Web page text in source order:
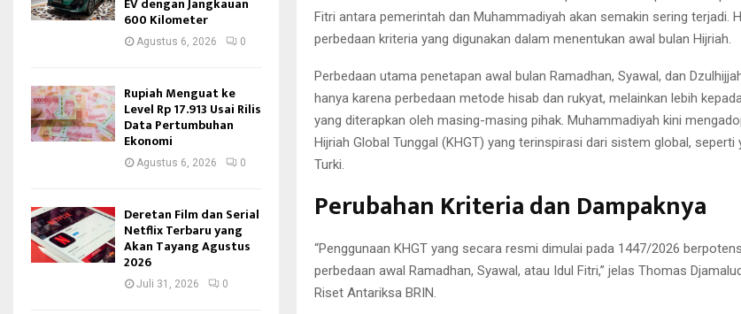
Fitri antara pemerintah dan Muhammadiyah akan semakin sering terjadi.
perbedaan kriteria yang digunakan dalam menentukan awal bulan Hijriah.
Perbedaan utama penetapan awal bulan Ramadhan, Syawal, dan
hanya karena perbedaan metode hisab dan rukyat, melainkan lebih
yang diterapkan oleh masing-masing pihak. Muhammadiyah kini
Hijriah Global Tunggal (KHGT) yang terinspirasi dari sistem global, seperti
Turki.
Perubahan Kriteria dan Dampaknya
“Penggunaan KHGT yang secara resmi dimulai pada 1447/2026
perbedaan awal Ramadhan, Syawal, atau Idul Fitri,” jelas Thomas
Riset Antariksa BRIN.
600 Kilometer
Agustus 6, 2026 0
Rupiah Menguat ke
Level Rp 17.913 Usai Rilis
Data Pertumbuhan
Ekonomi
Agustus 6, 2026 0
Deretan Film dan Serial
Netflix Terbaru yang
Akan Tayang Agustus
2026
Juli 31, 2026 0